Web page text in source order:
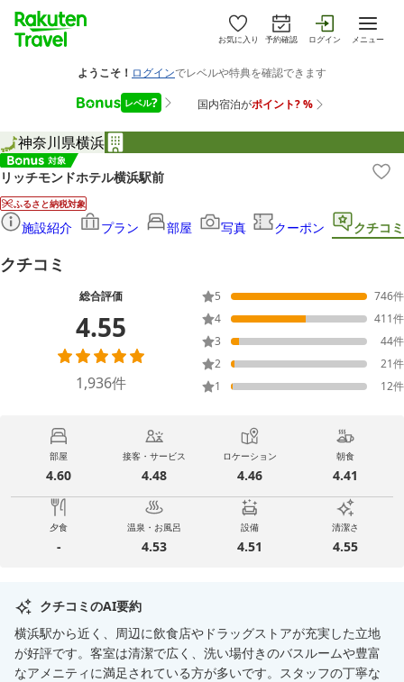
お気に入り 予約確認 ログイン メニュー
神奈川県横浜
リッチモンドホテル横浜駅前
ふるさと納税対象
施設紹介 プラン 部屋 写真 クーポン クチコミ
クチコミ
総合評価
4.55
1,936件
5 746件
4
411件
3
44件
2
21件
1
12件
部屋
4.60
接客・サービス
4.48
ロケーション
4.46
朝食
4.41
夕食
-
温泉・お風呂
4.53
設備
4.51
清潔さ
4.55
クチコミのAI要約
横浜駅から近く、周辺に飲食店やドラッグストアが充実した立地
が好評です。客室は清潔で広く、洗い場付きのバスルームや豊富
なアメニティに満足されている方が多いです。スタッフの丁寧な